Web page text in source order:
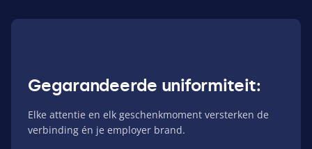
Gegarandeerde uniformiteit:
Elke attentie en elk geschenkmoment versterken de
verbinding én je employer brand.